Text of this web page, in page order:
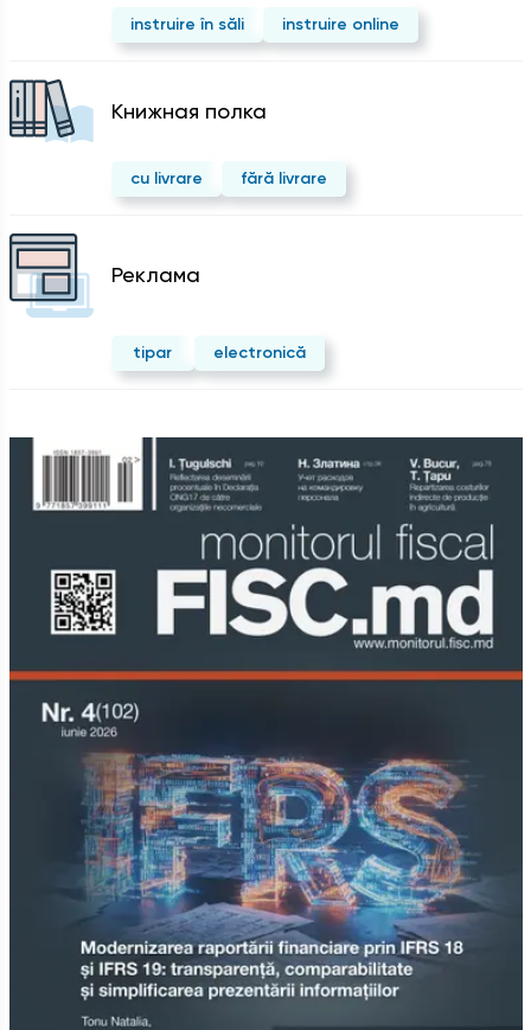
instruire în săli instruire online
Kнижная полка
cu livrare fără livrare
Реклама
tipar electronică